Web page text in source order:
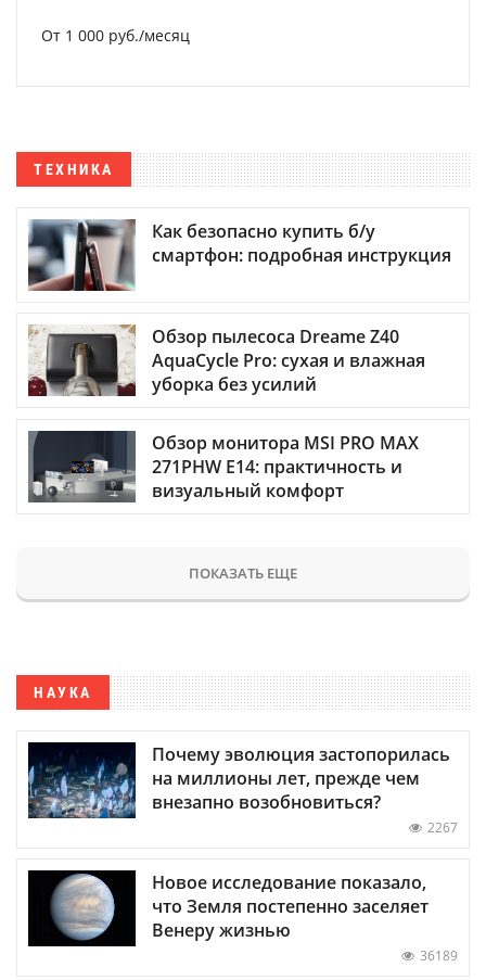
От 1 000 руб./месяц
ТЕХНИКА
Как безопасно купить б/у
смартфон: подробная инструкция
Обзор пылесоса Dreame Z40
AquaCycle Pro: сухая и влажная
уборка без усилий
Обзор монитора MSI PRO MAX
271PHW E14: практичность и
визуальный комфорт
ПОКАЗАТЬ ЕЩЕ
НАУКА
Почему эволюция застопорилась
на миллионы лет, прежде чем
внезапно возобновиться?
2267
Новое исследование показало,
что Земля постепенно заселяет
Венеру жизнью
36189